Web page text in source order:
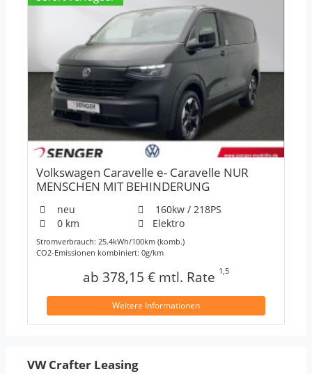
Volkswagen Caravelle e- Caravelle NUR
MENSCHEN MIT BEHINDERUNG
neu
160kw / 218PS
0 km
Elektro
Stromverbrauch: 25.4kWh/100km (komb.)
CO2-Emissionen kombiniert: 0g/km
ab 378,15 € mtl. Rate 1,5
Weitere Informationen
VW Crafter Leasing